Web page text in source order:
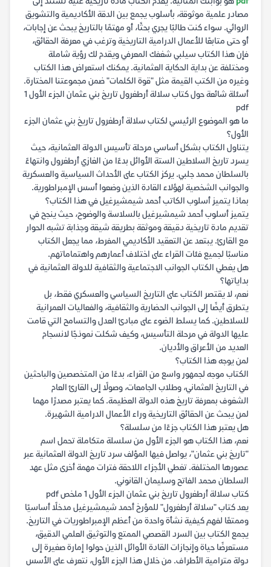
مصادر علمية موثوقة، بأسلوب يجمع بين الدقة الأكاديمية والتشويق
الروائي. سواء كنت طالبًا يجري بحثًا، أو مهتمًا بالتاريخ يبحث عن إجابات،
أو حتى متابعًا للأعمال الدرامية التاريخية وترغب في معرفة الحقائق،
فإن هذا الكتاب سيلبي شغفك المعرفي ويقدم لك رؤية شاملة
ومختلفة عن بداية الحكاية العثمانية. يمكنك استعراض هذا الكتاب
وغيره من الكتب القيمة مثل "قوة الكلمات" ضمن مجموعتنا المختارة.
أسئلة شائعة حول كتاب سلالة أرطغرول تاريخ بني عثمان الجزء الأول 1
pdf
ما هو الموضوع الرئيسي لكتاب سلالة أرطغرول تاريخ بني عثمان الجزء
الأول؟
يتناول الكتاب بشكل أساسي مرحلة تأسيس الدولة العثمانية، حيث
يسرد تاريخ السلاطين الستة الأوائل بدءًا من الغازي أرطغرول وانتهاءً
بالسلطان محمد جلبي. يركز الكتاب على الأحداث السياسية والعسكرية
والجوانب الشخصية لهؤلاء القادة الذين وضعوا أسس الإمبراطورية.
بماذا يتميز أسلوب الكاتب أحمد شيمشيرغيل في هذا الكتاب؟
يتميز أسلوب أحمد شيمشيرغيل بالسلاسة والوضوح، حيث ينجح في
تقديم مادة تاريخية دقيقة وموثقة بطريقة شيقة وجذابة تشبه الحوار
مع القارئ. يبتعد عن التعقيد الأكاديمي المفرط، مما يجعل الكتاب
مناسبًا لجميع فئات القراء على اختلاف أعمارهم واهتماماتهم.
هل يغطي الكتاب الجوانب الاجتماعية والثقافية للدولة العثمانية في
بداياتها؟
نعم، لا يقتصر الكتاب على التاريخ السياسي والعسكري فقط، بل
يتطرق أيضًا إلى الجوانب الحضارية والثقافية، والفعاليات العمرانية
للسلاطين. كما يسلط الضوء على مبادئ العدل والتسامح التي قامت
عليها الدولة في مرحلة التأسيس، وكيف شكلت نموذجًا لانسجام
العديد من الأعراق والأديان.
لمن يوجه هذا الكتاب؟
الكتاب موجه لجمهور واسع من القراء، بدءًا من المتخصصين والباحثين
في التاريخ العثماني، وطلاب الجامعات، وصولًا إلى القارئ العام
الشغوف بمعرفة تاريخ هذه الدولة العظيمة. كما يعتبر مصدرًا مهما
لمن يبحث عن الحقائق التاريخية وراء الأعمال الدرامية الشهيرة.
هل يعتبر هذا الكتاب جزءًا من سلسلة؟
نعم، هذا الكتاب هو الجزء الأول من سلسلة متكاملة تحمل اسم
"تاريخ بني عثمان"، يواصل فيها المؤلف سرد تاريخ الدولة العثمانية عبر
عصورها المختلفة. تغطي الأجزاء اللاحقة فترات مهمة أخرى مثل عهد
السلطان محمد الفاتح وسليمان القانوني.
كتاب سلالة أرطغرول تاريخ بني عثمان الجزء الأول 1 ملخص pdf
يعد كتاب "سلالة أرطغرول" للمؤرخ أحمد شيمشيرغيل مدخلًا أساسيًا
وممتعًا لفهم كيفية نشأة واحدة من أعظم الإمبراطوريات في التاريخ.
يجمع الكتاب بين السرد القصصي الممتع والتوثيق العلمي الدقيق،
مستعرضًا حياة وإنجازات القادة الأوائل الذين حولوا إمارة صغيرة إلى
دولة مترامية الأطراف. من خلال هذا الجزء الأول، نتعرف على الأسس